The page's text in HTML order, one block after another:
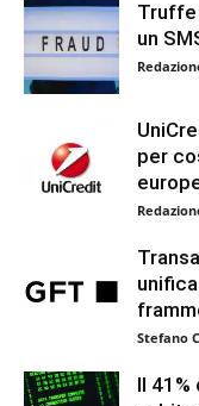
Truffe
un
per
Stefano
Il